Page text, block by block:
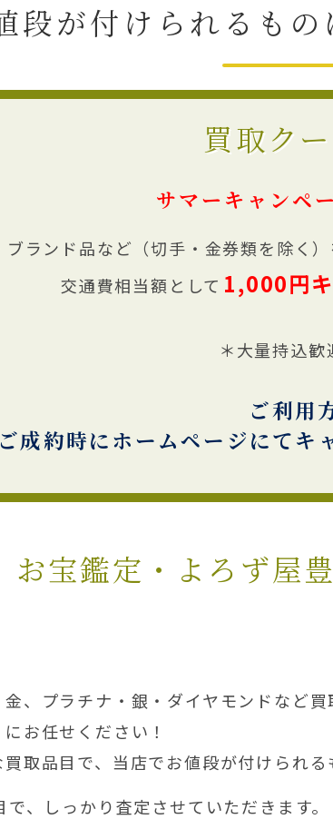
段が付けられるもの
買取ク
サマーキャンペ
ブランド品など（切手・金券類を除く
交通費相当額として 1,000円
＊大量持込歓
ご利用
成約時にホームページにてキ
お宝鑑定・よろず屋
、プラチナ・銀・ダイヤモンドなど
お任せください！
取品目で、当店でお値段が付けられ
、しっかり査定させていただきます。